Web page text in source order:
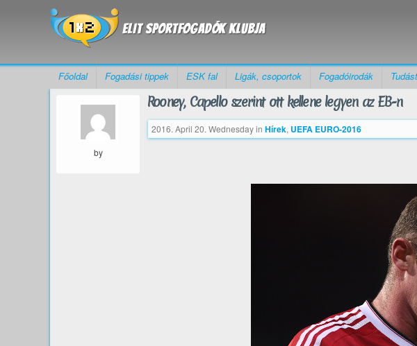
Főoldal Fogadási tippek ESK fal Ligák, csoportok Fogadóirodák
by
Rooney, Capello szerint ott kellene legyen az EB-n
2016. April 20. Wednesdayin Hírek, UEFA EURO-2016